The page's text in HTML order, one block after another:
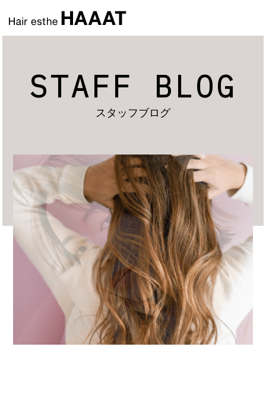
STAFF BLOG
スタッフブログ